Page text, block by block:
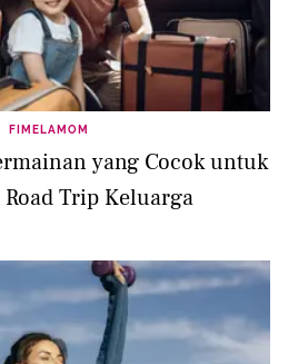
FIMELAMOM
yang Cocok untuk
Road Trip Keluarga